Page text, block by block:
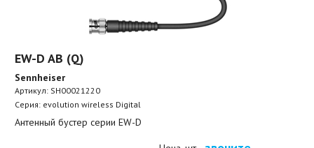
EW-D AB (Q)
Sennheiser
Артикул: SH00021220
Серия: evolution wireless Digital
Антенный бустер серии EW-D